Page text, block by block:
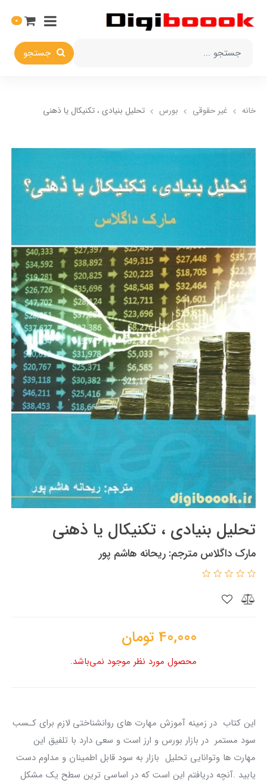
جستجو
0
خانه غیر حقوقی بورس تحلیل بنیادی ، تکنیکال یا ذهنی
تحلیل بنیادی ، تکنیکال یا ذهنی
مارک داگلاس مترجم: ریحانه هاشم پور
40,000 تومان
محصول مورد نظر موجود نمی‌باشد.
این کتاب در زمینه آموزش مهارت های روانشناختی لازم برای کـسب
سود مستمر در بازار بورس و ارز است و سعی دارد با تلفیق این
مهارت ها وتوانایی تحلیل بازار به سود قابل اطمینان و مداوم دست
یابید .‎آنچه دریافتم این است که در اساسی ترین سطح یک مشکل